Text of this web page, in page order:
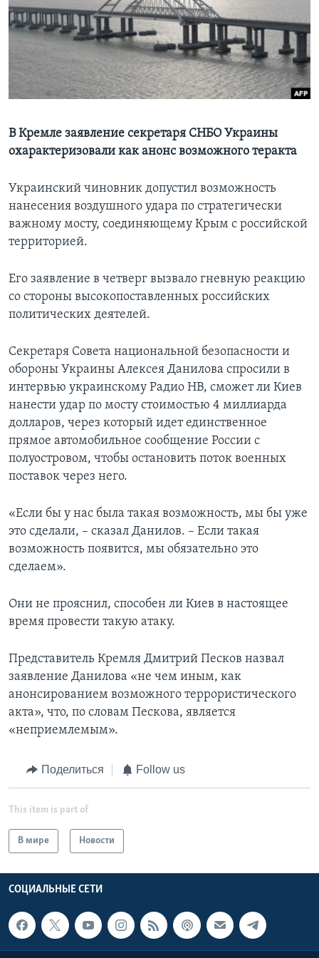
Learning English
СОЦИАЛЬНЫЕ СЕТИ
Языки
В Кремле заявление секретаря СНБО Украины
охарактеризовали как анонс возможного теракта
Украинский чиновник допустил возможность
нанесения воздушного удара по стратегически
важному мосту, соединяющему Крым с российской
территорией.
Его заявление в четверг вызвало гневную реакцию
со стороны высокопоставленных российских
политических деятелей.
Секретаря Совета национальной безопасности и
обороны Украины Алексея Данилова спросили в
интервью украинскому Радио НВ, сможет ли Киев
нанести удар по мосту стоимостью 4 миллиарда
долларов, через который идет единственное
прямое автомобильное сообщение России с
полуостровом, чтобы остановить поток военных
поставок через него.
«Если бы у нас была такая возможность, мы бы уже
это сделали, – сказал Данилов. – Если такая
возможность появится, мы обязательно это
сделаем».
Они не прояснил, способен ли Киев в настоящее
время провести такую атаку.
Представитель Кремля Дмитрий Песков назвал
заявление Данилова «не чем иным, как
анонсированием возможного террористического
акта», что, по словам Пескова, является
«неприемлемым».
Поделиться Follow us
This item is part of
В мире Новости
СОЦИАЛЬНЫЕ СЕТИ